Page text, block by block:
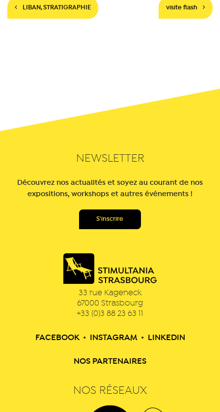
Navigation
LIBAN, STRATIGRAPHIE visite flash
NEWSLETTER
Découvrez nos actualités et soyez au courant de nos
expositions, workshops et autres événements !
33 rue Kageneck
67000 Strasbourg
+33 (0)3 88 23 63 11
FACEBOOK • INSTAGRAM • LINKEDIN
NOS PARTENAIRES
NOS RÉSEAUX